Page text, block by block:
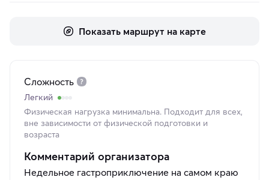
Показать маршрут на карте
Сложность
Легкий
Физическая нагрузка минимальна. Подходит для всех,
вне зависимости от физической подготовки и
возраста
Комментарий организатора
Недельное гастроприключение на самом краю